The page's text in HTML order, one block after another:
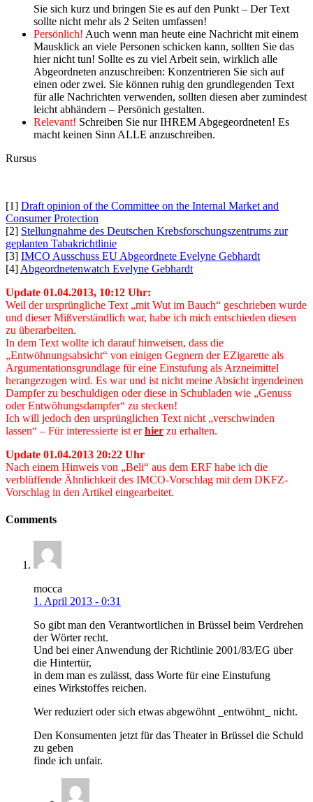
Sie sich kurz und bringen Sie es auf den Punkt – Der Text
sollte nicht mehr als 2 Seiten umfassen!
Persönlich! Auch wenn man heute eine Nachricht mit einem
Mausklick an viele Personen schicken kann, sollten Sie das
hier nicht tun! Sollte es zu viel Arbeit sein, wirklich alle
Abgeordneten anzuschreiben: Konzentrieren Sie sich auf
einen oder zwei. Sie können ruhig den grundlegenden Text
für alle Nachrichten verwenden, sollten diesen aber zumindest
leicht abhändern – Persönich gestalten.
Relevant! Schreiben Sie nur IHREM Abgegeordneten! Es
macht keinen Sinn ALLE anzuschreiben.
Rursus
[1] Draft opinion of the Committee on the Internal Market and
Consumer Protection
[2] Stellungnahme des Deutschen Krebsforschungszentrums zur
geplanten Tabakrichtlinie
[3] IMCO Ausschuss EU Abgeordnete Evelyne Gebhardt
[4] Abgeordnetenwatch Evelyne Gebhardt
Update 01.04.2013, 10:12 Uhr:
Weil der ursprüngliche Text „mit Wut im Bauch“ geschrieben wurde
und dieser Mißverständlich war, habe ich mich entschieden diesen
zu überarbeiten.
In dem Text wollte ich darauf hinweisen, dass die
„Entwöhnungsabsicht“ von einigen Gegnern der EZigarette als
Argumentationsgrundlage für eine Einstufung als Arzneimittel
herangezogen wird. Es war und ist nicht meine Absicht irgendeinen
Dampfer zu beschuldigen oder diese in Schubladen wie „Genuss
oder Entwöhungsdampfer“ zu stecken!
Ich will jedoch den ursprünglichen Text nicht „verschwinden
lassen“ – Für interessierte ist erhier zu erhalten.
Update 01.04.2013 20:22 Uhr
Nach einem Hinweis von „Beli“ aus dem ERF habe ich die
verblüffende Ähnlichkeit des IMCO-Vorschlag mit dem DKFZ-
Vorschlag in den Artikel eingearbeitet.
Comments
mocca
1. April 2013 - 0:31
So gibt man den Verantwortlichen in Brüssel beim Verdrehen
der Wörter recht.
Und bei einer Anwendung der Richtlinie 2001/83/EG über
die Hintertür,
in dem man es zulässt, dass Worte für eine Einstufung
eines Wirkstoffes reichen.
Wer reduziert oder sich etwas abgewöhnt _entwöhnt_ nicht.
Den Konsumenten jetzt für das Theater in Brüssel die Schuld
zu geben
finde ich unfair.